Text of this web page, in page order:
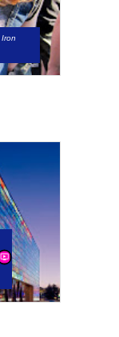
Iron